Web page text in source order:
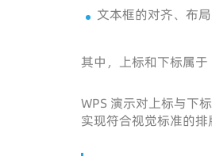
文本框的对齐、布
其中，上标和下标属
WPS 演示对上标与下
实现符合视觉标准的排